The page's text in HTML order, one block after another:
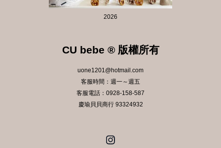
2026
CU bebe ® 版權所有
uone1201@hotmail.com
客服時間：週一～週五
客服電話：0928-158-587
慶瑜貝貝商行 93324932